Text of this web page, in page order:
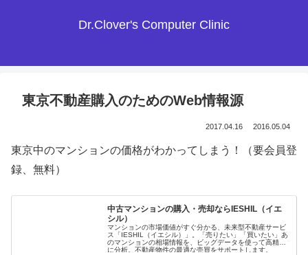
Dr.Clover's Computer Clinic
東京不動産購入のためのWeb情報源
2017.04.16 2016.05.04
東京中のマンションの価格がわかってしまう！（要会員登
録、無料）
中古マンションの購入・売却ならIESHIL（イエ
シル）
マンションの市場価値がすぐ分かる、未来型不動産サービ
ス「IESHIL（イエシル）」。「売りたい」「買いたい」あ
のマンションの相場情報を、ビッグデータを使って高精度
に分析。不動産物件の最適な売買をサポートします。